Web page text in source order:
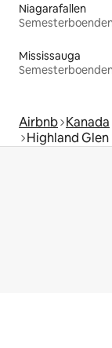
Niagarafallen
Mississauga
Airbnb Kanada
Highland Glen